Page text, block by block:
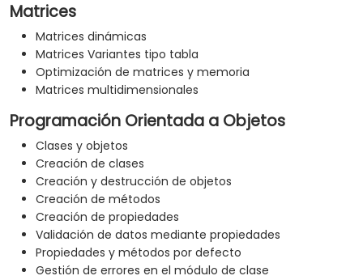
Matrices
Matrices dinámicas
Matrices Variantes tipo tabla
Optimización de matrices y memoria
Matrices multidimensionales
Programación Orientada a Objetos
Clases y objetos
Creación de clases
Creación y destrucción de objetos
Creación de métodos
Creación de propiedades
Validación de datos mediante propiedades
Propiedades y métodos por defecto
Gestión de errores en el módulo de clase